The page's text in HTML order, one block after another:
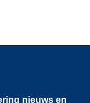
nieuws en